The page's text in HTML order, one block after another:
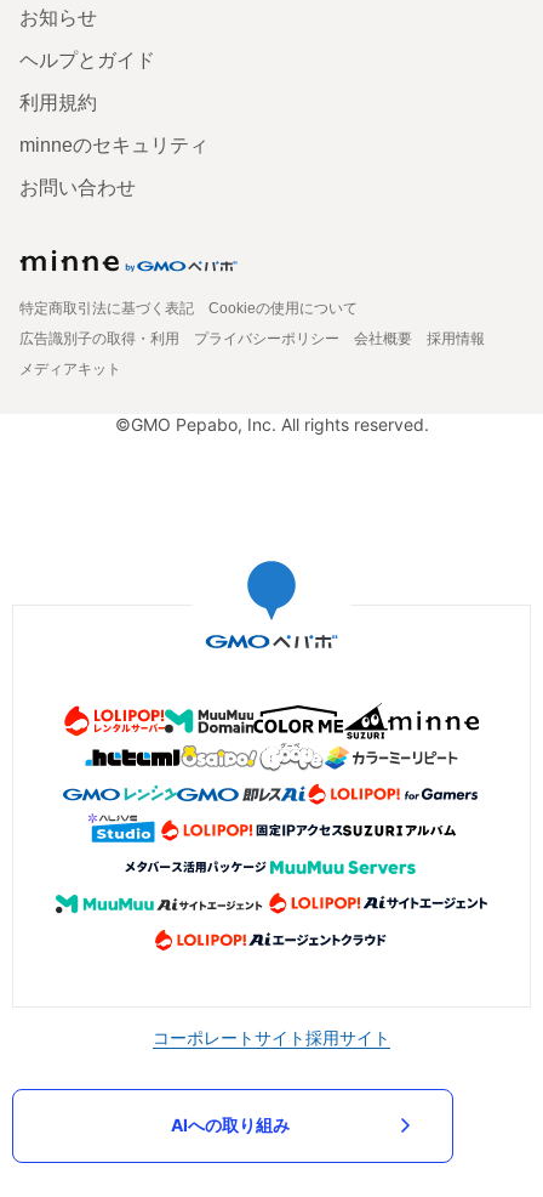
お知らせ
ヘルプとガイド
利用規約
minneのセキュリティ
お問い合わせ
特定商取引法に基づく表記
Cookieの使用について
広告識別子の取得・利用
プライバシーポリシー 会社概要
採用情報
メディアキット
©GMO Pepabo, Inc. All rights reserved.
コーポレートサイト採用サイト
AIへの取り組み